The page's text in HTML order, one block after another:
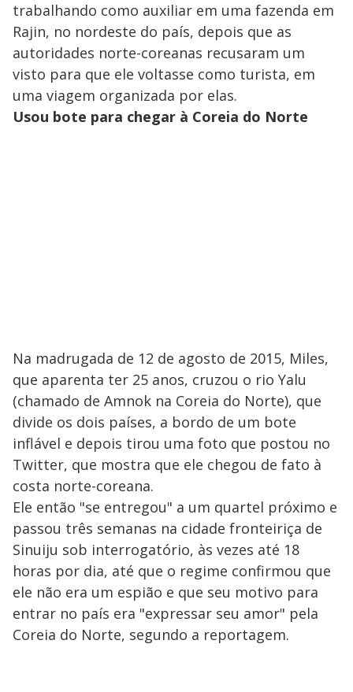
trabalhando como auxiliar em uma fazenda em
Rajin, no nordeste do país, depois que as
autoridades norte-coreanas recusaram um
visto para que ele voltasse como turista, em
uma viagem organizada por elas.
Usou bote para chegar à Coreia do Norte
Na madrugada de 12 de agosto de 2015, Miles,
que aparenta ter 25 anos, cruzou o rio Yalu
(chamado de Amnok na Coreia do Norte), que
divide os dois países, a bordo de um bote
inflável e depois tirou uma foto que postou no
Twitter, que mostra que ele chegou de fato à
costa norte-coreana.
Ele então "se entregou" a um quartel próximo e
passou três semanas na cidade fronteiriça de
Sinuiju sob interrogatório, às vezes até 18
horas por dia, até que o regime confirmou que
ele não era um espião e que seu motivo para
entrar no país era "expressar seu amor" pela
Coreia do Norte, segundo a reportagem.